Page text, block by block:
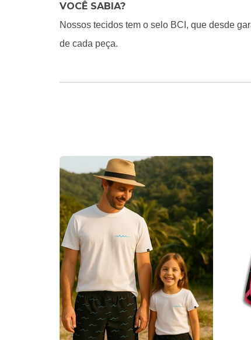
VOCÊ SABIA?
Nossos tecidos tem o selo BCI, que desde
de cada peça.